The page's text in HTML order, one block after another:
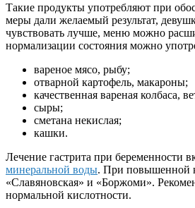
Такие продукты употребляют при
меры дали желаемый результат,
чувствовать лучше, меню можно
нормализации состояния можно
вареное мясо, рыбу;
отварной картофель, макароны;
качественная вареная колбаса,
сыры;
сметана некислая;
кашки.
Лечение гастрита при беременности
минеральной воды. При повышенной
«Славяновская» и «Боржоми».
нормальной кислотности.